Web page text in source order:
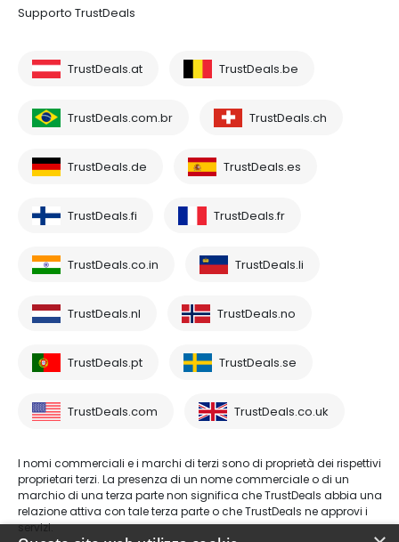
Supporto TrustDeals
TrustDeals.at TrustDeals.be
TrustDeals.com.br TrustDeals.ch
TrustDeals.de TrustDeals.es
TrustDeals.fi TrustDeals.fr
TrustDeals.co.in TrustDeals.li
TrustDeals.nl TrustDeals.no
TrustDeals.pt TrustDeals.se
TrustDeals.com TrustDeals.co.uk
I nomi commerciali e i marchi di terzi sono di proprietà dei rispettivi
proprietari terzi. La presenza di un nome commerciale o di un
marchio di una terza parte non significa che TrustDeals abbia una
relazione attiva con tale terza parte o che TrustDeals ne approvi i
servizi.